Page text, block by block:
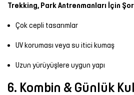
Trekking, Park Antrenmanları İçin
Çok cepli tasarımlar
UV koruması veya su itici kumaş
Uzun yürüyüşlere uygun yapı
6. Kombin & Günlük